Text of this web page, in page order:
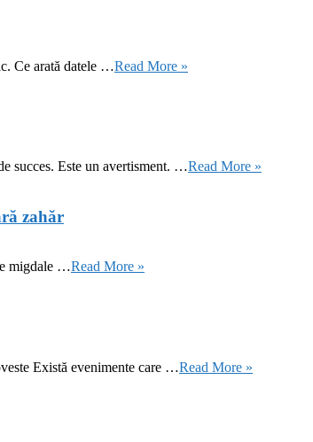
Ce arată datele …Read More »
succes. Este un avertisment. …Read More »
zahăr
migdale …Read More »
Există evenimente care …Read More »